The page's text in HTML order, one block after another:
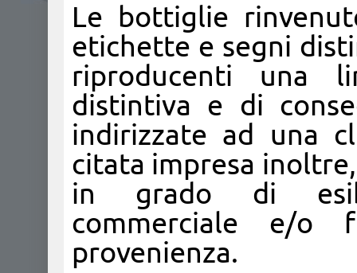
Le bottiglie
etichette e segni
riproducenti una
distintiva e di
indirizzate ad una
citata impresa
in grado di
commerciale e/o
provenienza.